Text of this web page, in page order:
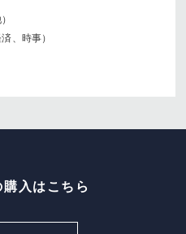
、時事）
入はこちら